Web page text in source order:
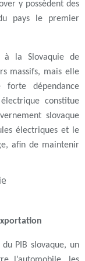
y possèdent des
pays le premier
à la Slovaquie de
massifs, mais elle
dépendance
constitue
slovaque
électriques et le
afin de maintenir
PIB slovaque, un